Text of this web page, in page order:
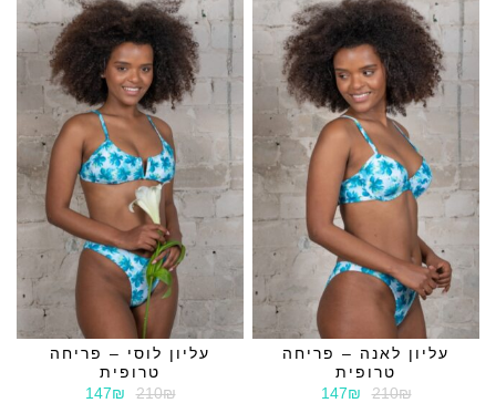
עליון לאנה – פריחה
טרופית
210₪
147₪
עליון לוסי – פריחה
טרופית
210₪
147₪